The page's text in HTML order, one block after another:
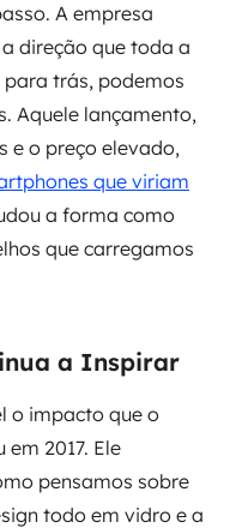
A empresa
direção que toda a
para trás, podemos
Aquele lançamento,
e o preço elevado,
que viriam
a forma como
que carregamos
a Inspirar
o impacto que o
2017. Ele
pensamos sobre
todo em vidro e a